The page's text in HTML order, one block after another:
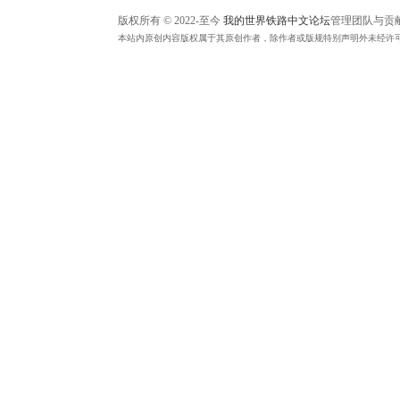
版权所有 © 2022-至今 我的世界铁路中文论坛管理团队与贡
本站内原创内容版权属于其原创作者，除作者或版规特别声明外未经许